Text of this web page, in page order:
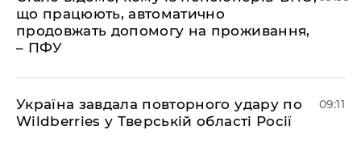
що працюють, автоматично
продовжать допомогу на проживання,
– ПФУ
Україна завдала повторного удару по
Wildberries у Тверській області Росії
09:11